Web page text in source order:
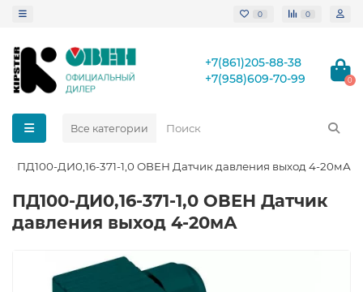
0 0
+7(861)205-88-38
+7(958)609-70-99
0
Все категории
ПД100-ДИ0,16-371-1,0 ОВЕН Датчик давления выход 4-20мА
ПД100-ДИ0,16-371-1,0 ОВЕН Датчик
давления выход 4-20мА